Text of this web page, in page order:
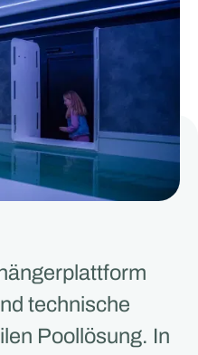
technische
Poollösung. In